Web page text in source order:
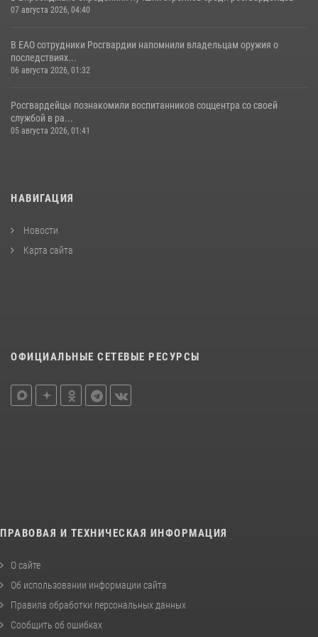
07 августа 2026, 04:40
В ЕАО сотрудники Росгвардии напомнили владельцам оружия о
последствиях...
06 августа 2026, 01:32
Росгвардейцы познакомили воспитанников соццентра со своей
службой в ра...
05 августа 2026, 01:41
НАВИГАЦИЯ
Новости
Карта сайта
ОФИЦИАЛЬНЫЕ СЕТЕВЫЕ РЕСУРСЫ
ПРАВОВАЯ И ТЕХНИЧЕСКАЯ ИНФОРМАЦИЯ
О сайте
Об использовании информации сайта
Правила обработки персональных данных
Сообщить об ошибках